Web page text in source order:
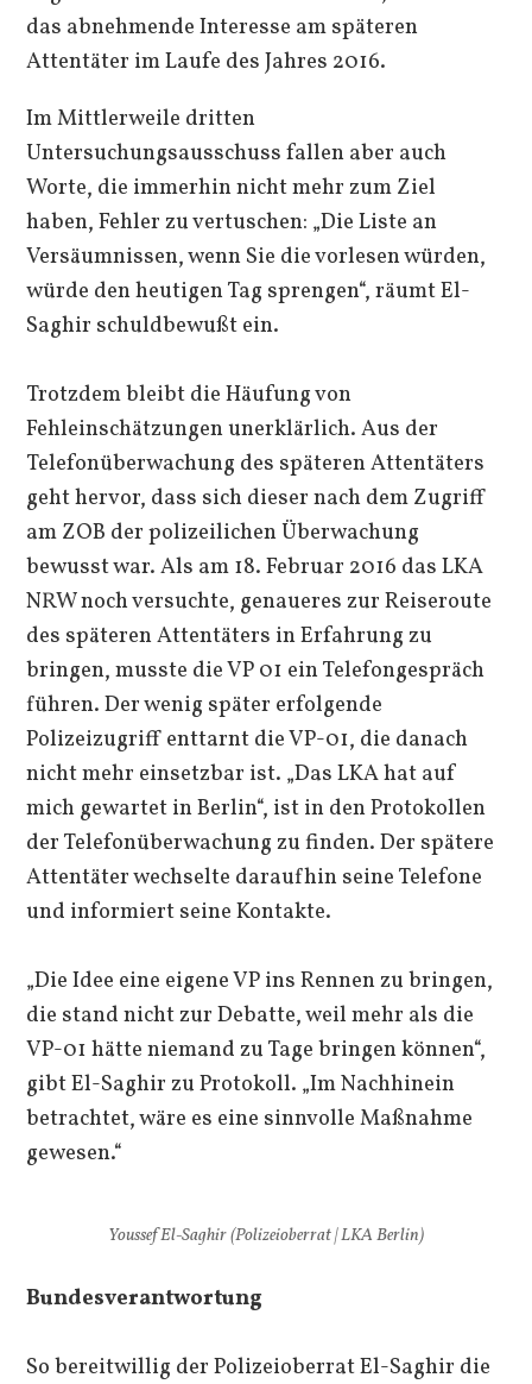
das abnehmende Interesse am späteren
Attentäter im Laufe des Jahres 2016.
Im Mittlerweile dritten
Untersuchungsausschuss fallen aber auch
Worte, die immerhin nicht mehr zum Ziel
haben, Fehler zu vertuschen: „Die Liste an
Versäumnissen, wenn Sie die vorlesen würden,
würde den heutigen Tag sprengen“, räumt El-
Saghir schuldbewußt ein.
Trotzdem bleibt die Häufung von
Fehleinschätzungen unerklärlich. Aus der
Telefonüberwachung des späteren Attentäters
geht hervor, dass sich dieser nach dem Zugriff
am ZOB der polizeilichen Überwachung
bewusst war. Als am 18. Februar 2016 das LKA
NRW noch versuchte, genaueres zur Reiseroute
des späteren Attentäters in Erfahrung zu
bringen, musste die VP 01 ein Telefongespräch
führen. Der wenig später erfolgende
Polizeizugriff enttarnt die VP-01, die danach
nicht mehr einsetzbar ist. „Das LKA hat auf
mich gewartet in Berlin“, ist in den Protokollen
der Telefonüberwachung zu finden. Der spätere
Attentäter wechselte daraufhin seine Telefone
und informiert seine Kontakte.
„Die Idee eine eigene VP ins Rennen zu bringen,
die stand nicht zur Debatte, weil mehr als die
VP-01 hätte niemand zu Tage bringen können“,
gibt El-Saghir zu Protokoll. „Im Nachhinein
betrachtet, wäre es eine sinnvolle Maßnahme
gewesen.“
Youssef El-Saghir (Polizeioberrat | LKA Berlin)
Bundesverantwortung
So bereitwillig der Polizeioberrat El-Saghir die